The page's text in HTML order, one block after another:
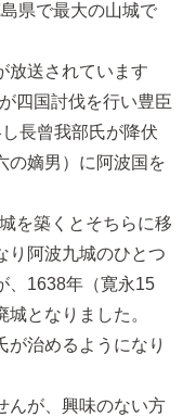
県で最大の山城で
放送されています
四国討伐を行い豊臣
長曾我部氏が降伏
の嫡男）に阿波国を
を築くとそちらに移
り阿波九城のひとつ
、1638年（寛永15
となりました。
が治めるようになり
んが、興味のない方